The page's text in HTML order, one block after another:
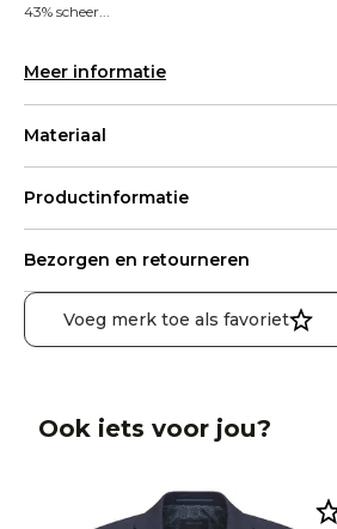
43% scheer...
Meer informatie
Materiaal
Productinformatie
Bezorgen en retourneren
Voeg merk toe als favoriet
Ook iets voor jou?